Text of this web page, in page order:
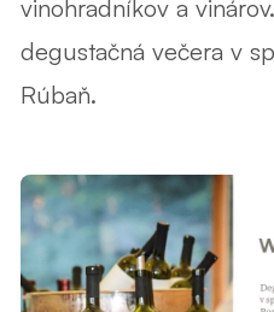
vinohradníkov a
degustačná večera v
Rúbaň.